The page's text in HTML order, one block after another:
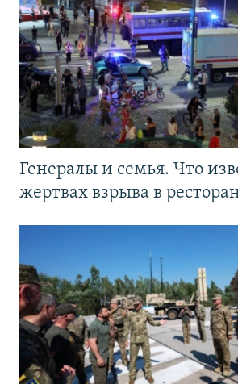
Генералы и семья. Что
жертвах взрыва в